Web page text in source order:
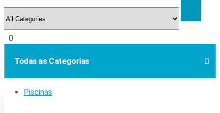
0
Todas as Categorias
Piscinas